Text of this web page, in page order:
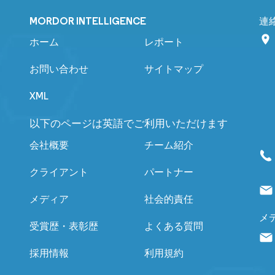
MORDOR INTELLIGENCE
ホーム レポート
お問い合わせ サイトマップ
XML
以下のページは英語でご利用いただけます
会社概要 チーム紹介
クライアント パートナー
メディア 社会的責任
受賞歴・表彰歴 よくある質問
採用情報 利用規約
連
メ